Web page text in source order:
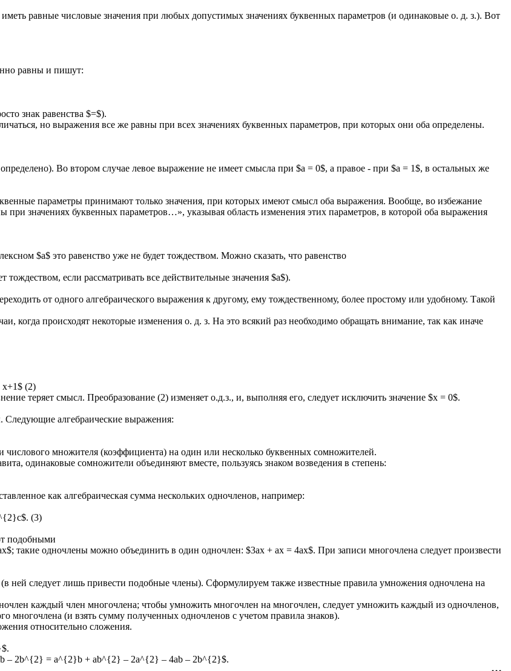
равные числовые значения при любых допустимых значениях буквенных параметров (и одинаковые о. д. з.). Вот
равны и пишут:
знак равенства $=$).
но выражения все же равны при всех значениях буквенных параметров, при которых они оба определены.
Во втором случае левое выражение не имеет смысла при $a = 0$, а правое - при $a = 1$, в остальных же
параметры принимают только значения, при которых имеют смысл оба выражения. Вообще, во избежание
значениях буквенных параметров…», указывая область изменения этих параметров, в которой оба выражения
$a$ это равенство уже не будет тождеством. Можно сказать, что равенство
тождеством, если рассматривать все действительные значения $a$).
от одного алгебраического выражения к другому, ему тождественному, более простому или удобному. Такой
когда происходят некоторые изменения о. д. з. На это всякий раз необходимо обращать внимание, так как иначе
(2)
теряет смысл. Преобразование (2) изменяет о.д.з., и, выполняя его, следует исключить значение $x = 0$.
Следующие алгебраические выражения:
множителя (коэффициента) на один или несколько буквенных сомножителей.
одинаковые сомножители объединяют вместе, пользуясь знаком возведения в степень:
как алгебраическая сумма нескольких одночленов, например:
(3)
подобными
такие одночлены можно объединить в один одночлен: $3ax + ax = 4ax$. При записи многочлена следует произвести
ней следует лишь привести подобные члены). Сформулируем также известные правила умножения одночлена на
каждый член многочлена; чтобы умножить многочлен на многочлен, следует умножить каждый из одночленов,
многочлена (и взять сумму полученных одночленов с учетом правила знаков).
относительно сложения.
– 2b^{2} = a^{2}b + ab^{2} – 2a^{2} – 4ab – 2b^{2}$.